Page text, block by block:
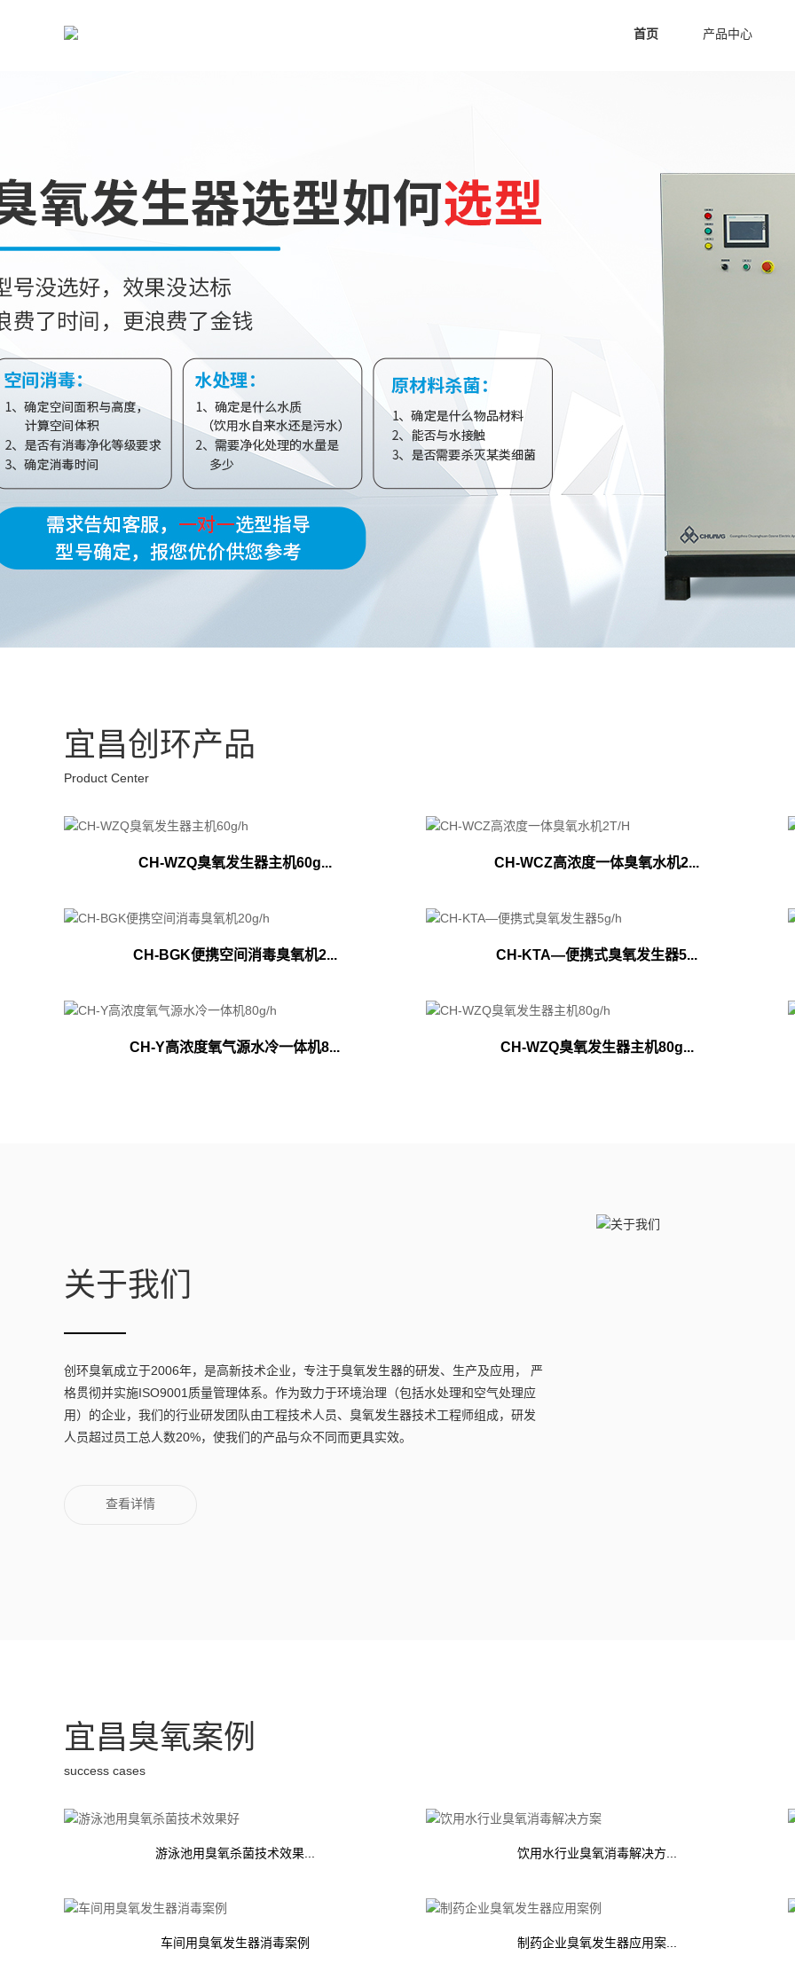
首页 产品中心
宜昌创环产品
Product Center
CH-WZQ臭氧发生器主机60g... CH-WCZ高浓度一体臭氧水机2...
CH-BGK便携空间消毒臭氧机2... CH-KTA—便携式臭氧发生器5...
CH-Y高浓度氧气源水冷一体机8... CH-WZQ臭氧发生器主机80g...
关于我们
创环臭氧成立于2006年，是高新技术企业，专注于臭氧发生器的研发、生产及应用， 严
格贯彻并实施ISO9001质量管理体系。作为致力于环境治理（包括水处理和空气处理应
用）的企业，我们的行业研发团队由工程技术人员、臭氧发生器技术工程师组成，研发
人员超过员工总人数20%，使我们的产品与众不同而更具实效。
查看详情
宜昌臭氧案例
success cases
游泳池用臭氧杀菌技术效果... 饮用水行业臭氧消毒解决方...
车间用臭氧发生器消毒案例 制药企业臭氧发生器应用案...